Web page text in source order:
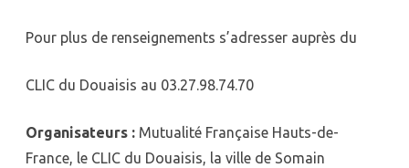
Pour plus de renseignements s’adresser auprès du
CLIC du Douaisis au 03.27.98.74.70
Organisateurs : Mutualité Française Hauts-de-
France, le CLIC du Douaisis, la ville de Somain